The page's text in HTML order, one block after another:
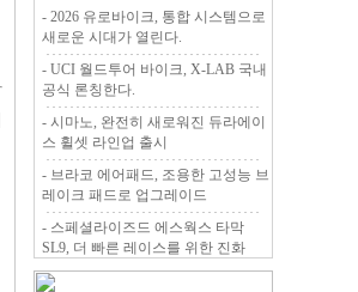
- 2026 유로바이크, 통합 시스템으로
새로운 시대가 열린다.
- UCI 월드투어 바이크, X-LAB 국내
공식 론칭한다.
- 시마노, 완전히 새로워진 듀라에이
스 휠셋 라인업 출시
- 브라코 에어패드, 조용한 고성능 브
레이크 패드로 업그레이드
- 스페셜라이즈드 에스웍스 타막
SL9, 더 빠른 레이스를 위한 진화